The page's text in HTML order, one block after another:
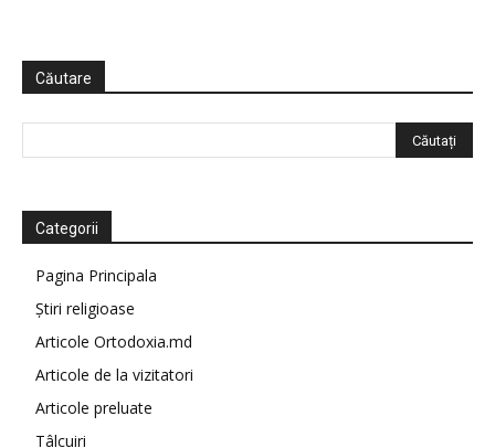
Căutare
Categorii
Pagina Principala
Știri religioase
Articole Ortodoxia.md
Articole de la vizitatori
Articole preluate
Tâlcuiri